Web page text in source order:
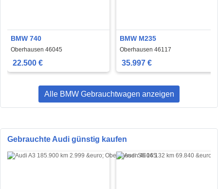
BMW 740
Oberhausen 46045
22.500 €
BMW M235
Oberhausen 46117
35.997 €
Alle BMW Gebrauchtwagen anzeigen
Gebrauchte Audi günstig kaufen